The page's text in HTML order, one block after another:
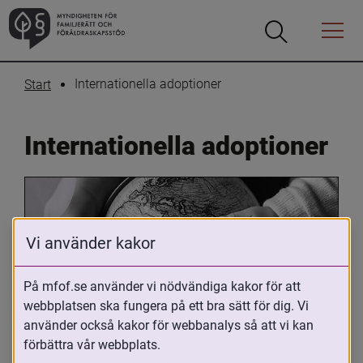
Öppna
Öppna
Menyn
Start Internationella adoptioner
Internationella adoptioner
Oavsett om du är adopterad,
adoptivförälder eller arbetar med
Vi använder kakor
På mfof.se använder vi nödvändiga kakor för att
webbplatsen ska fungera på ett bra sätt för dig. Vi
använder också kakor för webbanalys så att vi kan
förbättra vår webbplats.